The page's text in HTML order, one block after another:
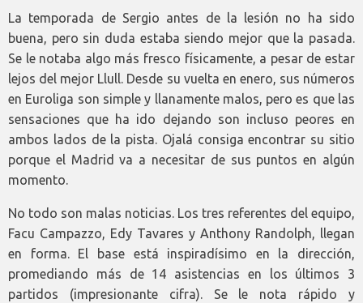
La temporada de Sergio antes de la lesión no ha sido
buena, pero sin duda estaba siendo mejor que la pasada.
Se le notaba algo más fresco físicamente, a pesar de estar
lejos del mejor Llull. Desde su vuelta en enero, sus números
en Euroliga son simple y llanamente malos, pero es que las
sensaciones que ha ido dejando son incluso peores en
ambos lados de la pista. Ojalá consiga encontrar su sitio
porque el Madrid va a necesitar de sus puntos en algún
momento.
No todo son malas noticias. Los tres referentes del equipo,
Facu Campazzo, Edy Tavares y Anthony Randolph, llegan
en forma. El base está inspiradísimo en la dirección,
promediando más de 14 asistencias en los últimos 3
partidos (impresionante cifra). Se le nota rápido y